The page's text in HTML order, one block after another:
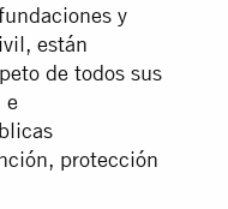
y
están
de todos sus
e
protección